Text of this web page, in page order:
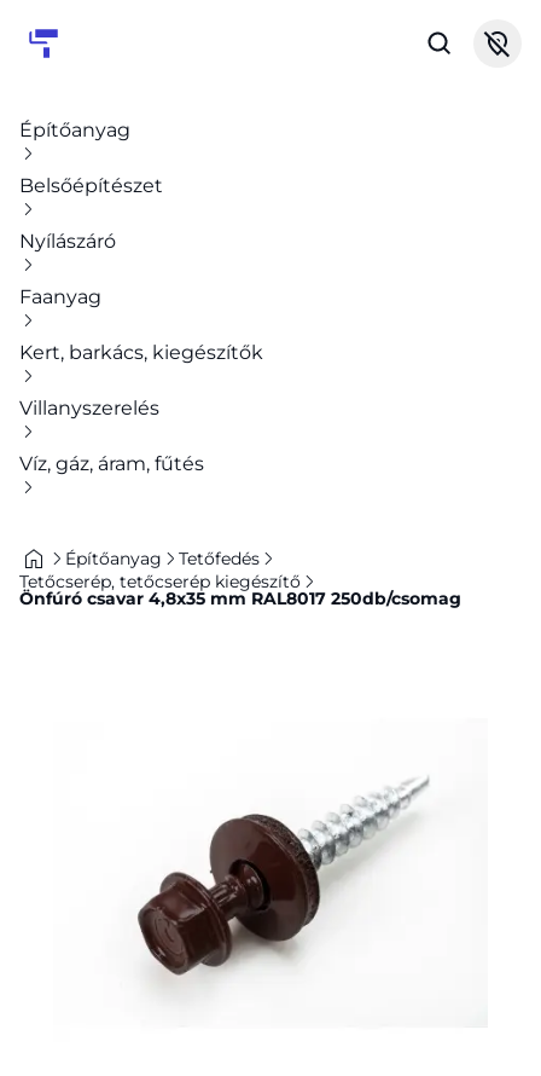
Építőanyag
Belsőépítészet
Nyílászáró
Faanyag
Kert, barkács, kiegészítők
Villanyszerelés
Víz, gáz, áram, fűtés
Építőanyag
Tetőfedés
Tetőcserép, tetőcserép kiegészítő
Önfúró csavar 4,8x35 mm RAL8017 250db/csomag